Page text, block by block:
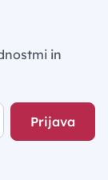
in
Prijava